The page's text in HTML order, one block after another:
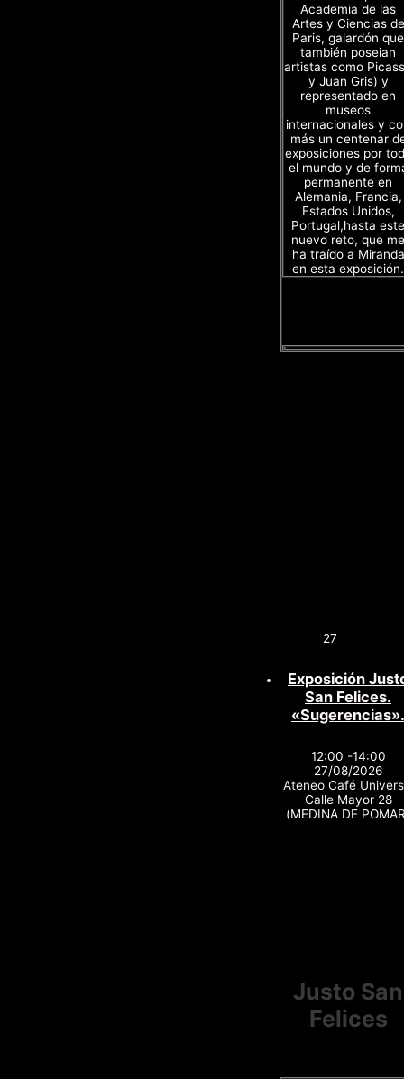
Academia de las
Artes y Ciencias de
Paris, galardón que
también poseian
artistas como
y Juan Gris) y
representado en
museos
internacionales y
más un centenar
exposiciones por
el mundo y de
permanente en
Alemania, Francia,
Estados Unidos,
Portugal,hasta este
nuevo reto, que me
ha traído a Miranda
en esta exposición.
27
Exposición
San Felices.
«Sugerencias».
12:00 -14:00
27/08/2026
Ateneo Café
Calle Mayor 28
(MEDINA DE
Justo San
Felices